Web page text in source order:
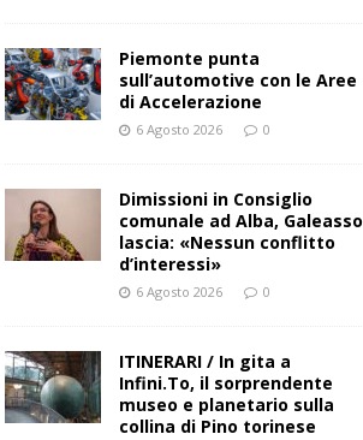
Piemonte punta
sull’automotive con le Aree
di Accelerazione
6 Agosto 2026 0
Dimissioni in Consiglio
comunale ad Alba, Galeasso
lascia: «Nessun conflitto
d’interessi»
6 Agosto 2026 0
ITINERARI / In gita a
Infini.To, il sorprendente
museo e planetario sulla
collina di Pino torinese